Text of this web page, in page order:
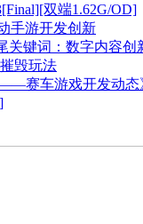
双端1.62G/OD]
手游开发创新
关键词：数字内容创
毁玩法
赛车游戏开发动态